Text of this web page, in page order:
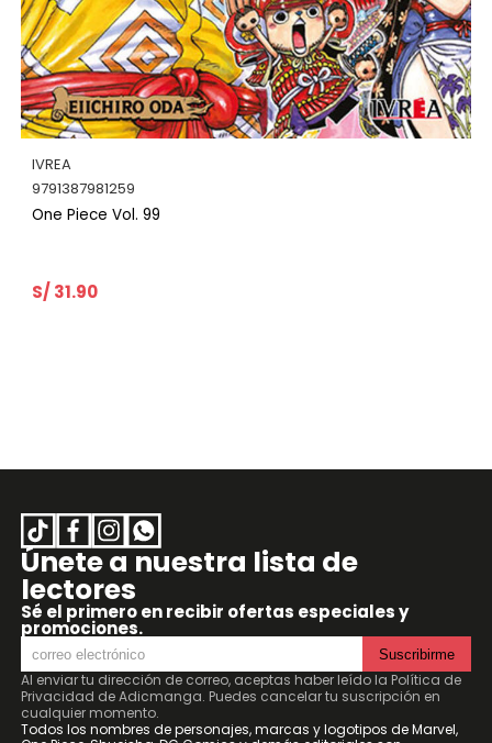
IVREA
9791387981259
One Piece Vol. 99
S/ 31.90
Únete a nuestra lista de
lectores
Sé el primero en recibir ofertas especiales y
promociones.
Suscribirme
Al enviar tu dirección de correo, aceptas haber leído la Política de
Privacidad de Adicmanga. Puedes cancelar tu suscripción en
cualquier momento.
Todos los nombres de personajes, marcas y logotipos de Marvel,